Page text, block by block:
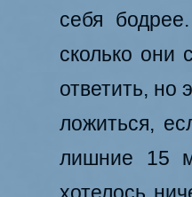
себя
сколько они
ответить, но
ложиться,
лишние 15